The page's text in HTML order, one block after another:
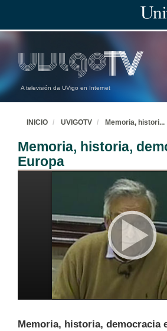
A televisión da UVigo en Internet
INICIO UVIGOTV Memoria, histori...
Memoria, historia,
Europa
Memoria, historia, democracia